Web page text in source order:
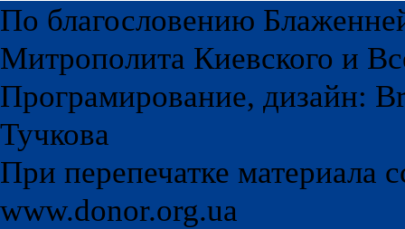
По благословению
Митрополита Киевского и
Програмирование, дизайн:
Тучкова
При перепечатке материала
www.donor.org.ua